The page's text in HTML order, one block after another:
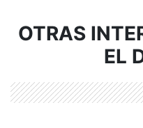
OTRAS
EL